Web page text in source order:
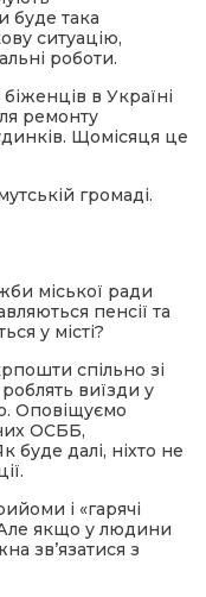
буде така
ситуацію,
роботи.
в Україні
ремонту
Щомісяця це
громаді.
міської ради
пенсії та
у місті?
спільно зі
виїзди у
Оповіщуємо
ОСББ,
буде далі, ніхто не
і «гарячі
Але якщо у людини
зв’язатися з